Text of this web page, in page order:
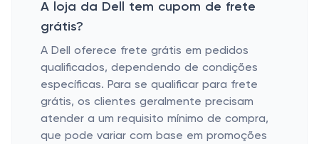
A loja da Dell tem cupom de frete
grátis?
A Dell oferece frete grátis em pedidos
qualificados, dependendo de condições
específicas. Para se qualificar para frete
grátis, os clientes geralmente precisam
atender a um requisito mínimo de compra,
que pode variar com base em promoções